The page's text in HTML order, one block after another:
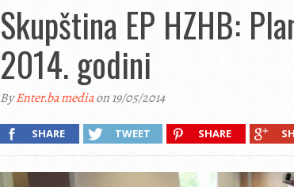
Skupština EP HZHB:
2014. godini
ByEnter.ba mediaon 19/05/2014
SHARE TWEET SHARE